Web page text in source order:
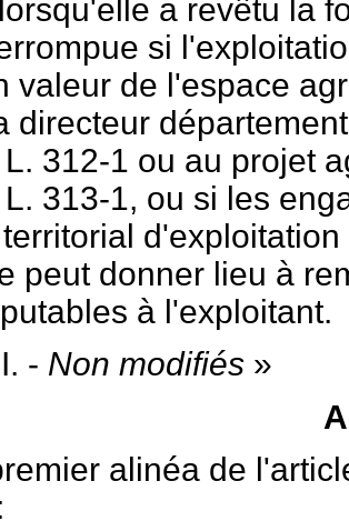
a revêtu la
si
valeur de l'espace
directeur
312-1 ou au projet
313-1, ou si les
peut donner lieu à
à l'exploitant.
- Non modifiés »
alinéa de